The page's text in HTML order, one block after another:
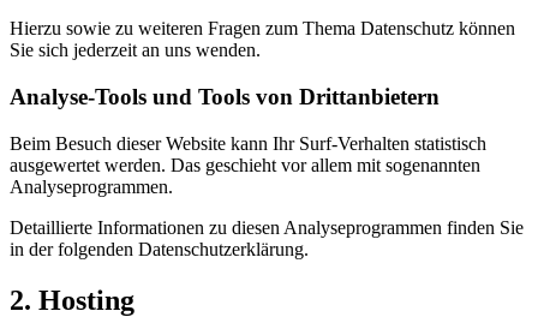
Hierzu sowie zu weiteren Fragen zum Thema Datenschutz können
Sie sich jederzeit an uns wenden.
Analyse-Tools und Tools von Dritt­anbietern
Beim Besuch dieser Website kann Ihr Surf-Verhalten statistisch
ausgewertet werden. Das geschieht vor allem mit sogenannten
Analyseprogrammen.
Detaillierte Informationen zu diesen Analyseprogrammen finden Sie
in der folgenden Datenschutzerklärung.
2. Hosting